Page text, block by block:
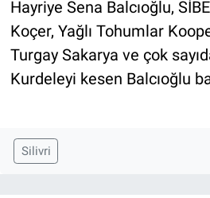
Hayriye Sena Balcıoğlu,
Koçer, Yağlı Tohumlar
Turgay Sakarya ve çok
Kurdeleyi kesen Balcıoğlu
Silivri